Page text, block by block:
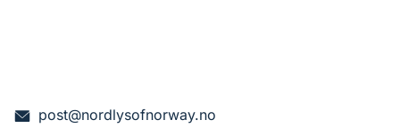
post@nordlysofnorway.no